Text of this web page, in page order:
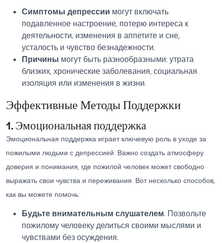
Симптомы депрессии могут включать
подавленное настроение, потерю интереса к
деятельности, изменения в аппетите и сне,
усталость и чувство безнадежности.
Причины могут быть разнообразными: утрата
близких, хронические заболевания, социальная
изоляция или изменения в жизни.
Эффективные Методы Поддержки
1. Эмоциональная поддержка
Эмоциональная поддержка играет ключевую роль в уходе за
пожилыми людьми с депрессией. Важно создать атмосферу
доверия и понимания, где пожилой человек может свободно
выражать свои чувства и переживания. Вот несколько способов,
как вы можете помочь:
Будьте внимательным слушателем. Позвольте
пожилому человеку делиться своими мыслями и
чувствами без осуждения.